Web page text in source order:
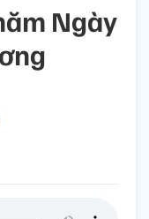
Ngày